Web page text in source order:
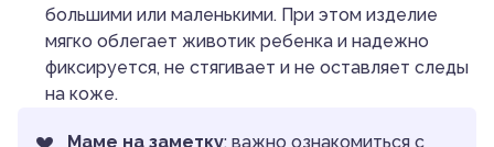
большими или маленькими. При этом изделие
мягко облегает животик ребенка и надежно
фиксируется, не стягивает и не оставляет следы
на коже.
Маме на заметку: важно ознакомиться с